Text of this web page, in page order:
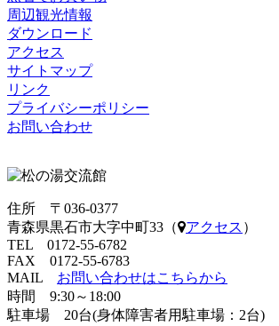
周辺観光情報
ダウンロード
アクセス
サイトマップ
リンク
プライバシーポリシー
お問い合わせ
住所 〒036-0377
青森県黒石市大字中町33（
アクセス ）
TEL 0172-55-6782
FAX 0172-55-6783
MAIL お問い合わせはこちらから
時間 9:30～18:00
駐車場 20台(身体障害者用駐車場：2台)